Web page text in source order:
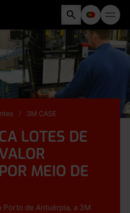
3M CASE
LOTES DE
MEIO DE
Porto de Antuérpia, a 3M